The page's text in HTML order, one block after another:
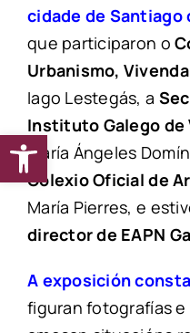
Abrir barra de ferramentas
cidade de Santiago
que participaron o
Urbanismo,
Iago Lestegás, a
Instituto Galego de
María Ángeles
Colexio Oficial de
María Pierres, e
director de EAPN
A exposición
figuran fotografías